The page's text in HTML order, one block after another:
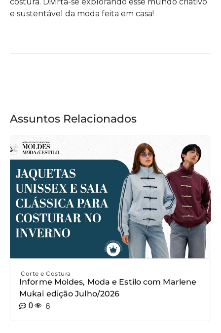
e sustentável da moda feita em casa!
Assuntos Relacionados
Corte e Costura
Informe Moldes, Moda e Estilo com Marlene
Mukai edição Julho/2026
0
6